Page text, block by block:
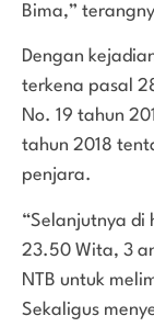
Bima,”
Dengan
terkena pasal
No. 19 tahun
tahun 2018
penjara.
“Selanjutnya di
23.50 Wita, 3
NTB untuk
Sekaligus